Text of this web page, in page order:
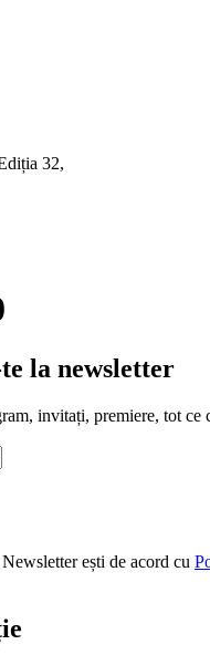
32,
la newsletter
invitați, premiere, tot
ești de acord cu